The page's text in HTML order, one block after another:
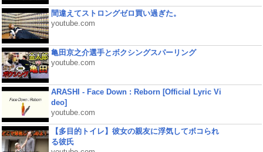
間違えてストロングゼロ買い過ぎた。
youtube.com
亀田京之介選手とボクシングスパーリング
youtube.com
ARASHI - Face Down : Reborn [Official Lyric Vi
deo]
youtube.com
【多目的トイレ】彼女の親友に浮気してボコられ
る彼氏